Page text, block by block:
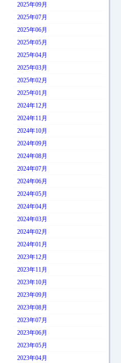
2025年09月
2025年07月
2025年06月
2025年05月
2025年04月
2025年03月
2025年02月
2025年01月
2024年12月
2024年11月
2024年10月
2024年09月
2024年08月
2024年07月
2024年06月
2024年05月
2024年04月
2024年03月
2024年02月
2024年01月
2023年12月
2023年11月
2023年10月
2023年09月
2023年08月
2023年07月
2023年06月
2023年05月
2023年04月